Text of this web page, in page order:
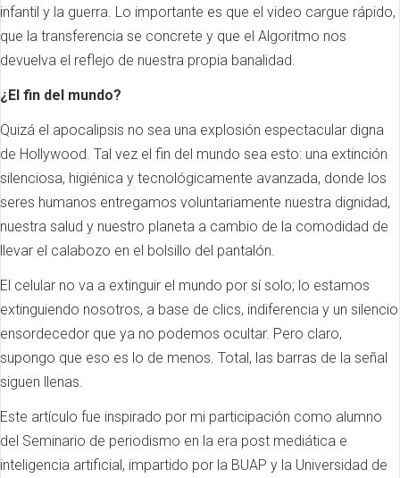
infantil y la guerra. Lo importante es que el video cargue rápido,
que la transferencia se concrete y que el Algoritmo nos
devuelva el reflejo de nuestra propia banalidad.
¿El fin del mundo?
Quizá el apocalipsis no sea una explosión espectacular digna
de Hollywood. Tal vez el fin del mundo sea esto: una extinción
silenciosa, higiénica y tecnológicamente avanzada, donde los
seres humanos entregamos voluntariamente nuestra dignidad,
nuestra salud y nuestro planeta a cambio de la comodidad de
llevar el calabozo en el bolsillo del pantalón.
El celular no va a extinguir el mundo por sí solo; lo estamos
extinguiendo nosotros, a base de clics, indiferencia y un silencio
ensordecedor que ya no podemos ocultar. Pero claro,
supongo que eso es lo de menos. Total, las barras de la señal
siguen llenas.
Este artículo fue inspirado por mi participación como alumno
del Seminario de periodismo en la era post mediática e
inteligencia artificial, impartido por la BUAP y la Universidad de